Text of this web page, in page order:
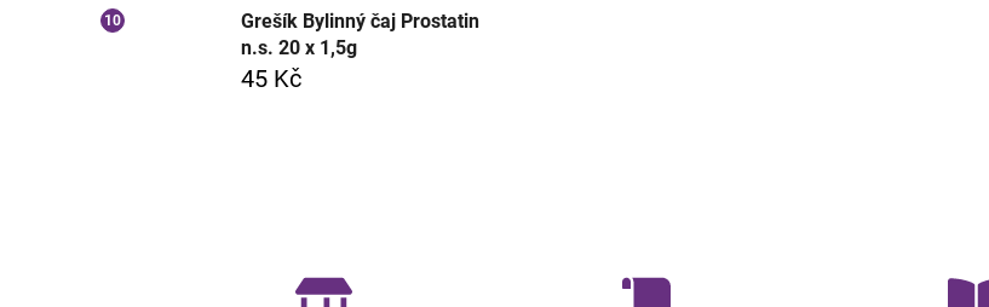
Grešík Bylinný čaj Prostatin
n.s. 20 x 1,5g
45 Kč